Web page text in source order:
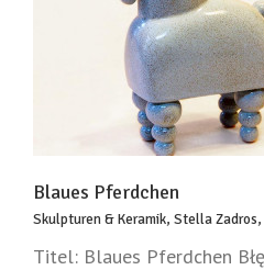
Blaues Pferdchen
Skulpturen & Keramik, Stella Zadros,
Titel: Blaues Pferdchen